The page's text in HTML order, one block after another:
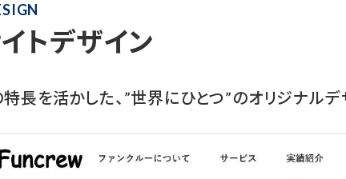
トデザイン
長を活かした、”世界にひとつ”のオリジナルデ